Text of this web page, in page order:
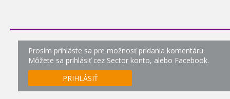
Neuveriteľný svet pavúkov
Divoké Thajsko
Prosím prihláste sa pre možnosť pridania komentáru.
Môžete sa prihlásiť cez Sector konto, alebo Facebook.
PRIHLÁSIŤ